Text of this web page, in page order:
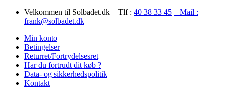
Skip
Skip
Velkommen til Solbadet.dk – Tlf : 40 38 33 45 – Mail :
frank@solbadet.dk
Min konto
Betingelser
Returret/Fortrydelsesret
Har du fortrudt dit køb ?
Data- og sikkerhedspolitik
Kontakt